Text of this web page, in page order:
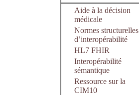
Aide à la décision
médicale
Normes structurelles
d’interopérabilité
HL7 FHIR
Interopérabilité
sémantique
Ressource sur la
CIM10